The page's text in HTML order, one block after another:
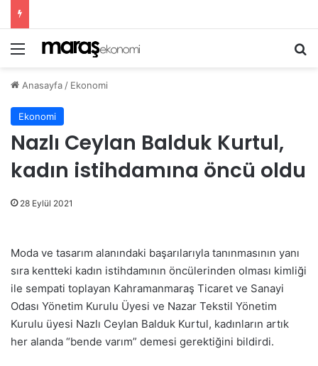
Menü
Anasayfa / Ekonomi
Ekonomi
Nazlı Ceylan Balduk Kurtul,
kadın istihdamına öncü oldu
28 Eylül 2021
Moda ve tasarım alanındaki başarılarıyla tanınmasının yanı
sıra kentteki kadın istihdamının öncülerinden olması kimliği
ile sempati toplayan Kahramanmaraş Ticaret ve Sanayi
Odası Yönetim Kurulu Üyesi ve Nazar Tekstil Yönetim
Kurulu üyesi Nazlı Ceylan Balduk Kurtul, kadınların artık
her alanda “bende varım” demesi gerektiğini bildirdi.